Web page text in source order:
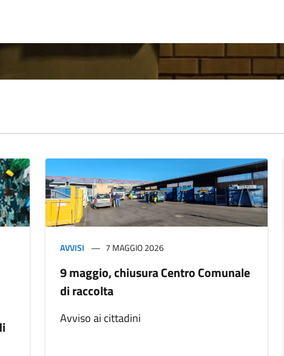
AVVISI 7 MAGGIO 2026
9 maggio, chiusura Centro Comunale
di raccolta
Avviso ai cittadini